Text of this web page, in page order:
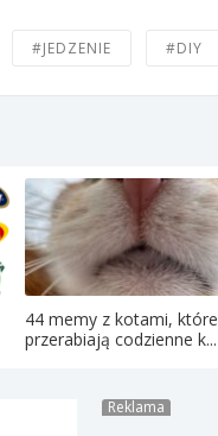
#JEDZENIE #DIY
44 memy z kotami, które
przerabiają codzienne k...
Reklama